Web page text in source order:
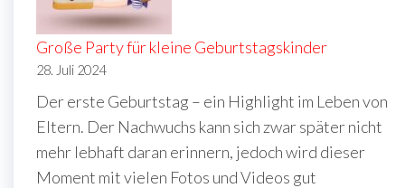
Große Party für kleine Geburtstagskinder
28. Juli 2024
Der erste Geburtstag – ein Highlight im Leben von
Eltern. Der Nachwuchs kann sich zwar später nicht
mehr lebhaft daran erinnern, jedoch wird dieser
Moment mit vielen Fotos und Videos gut